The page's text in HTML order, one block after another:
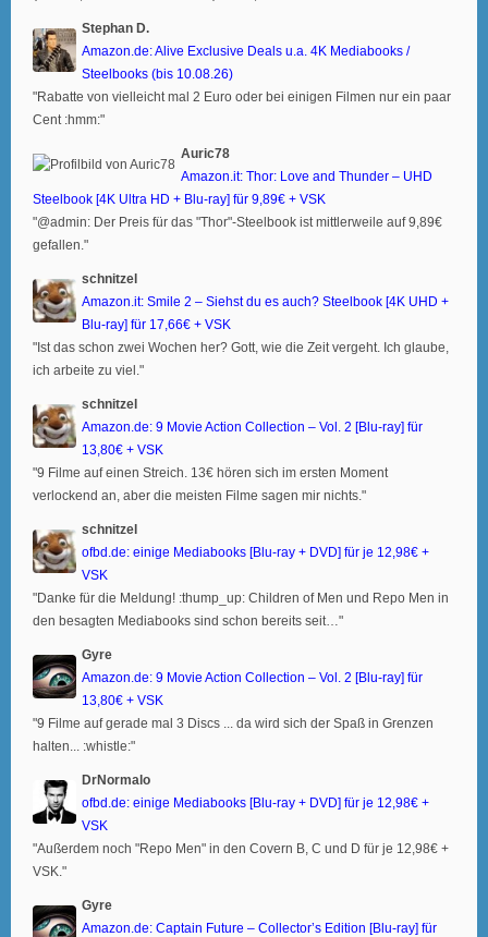
Stephan D.
Amazon.de: Alive Exclusive Deals u.a. 4K Mediabooks /
Steelbooks (bis 10.08.26)
"Rabatte von vielleicht mal 2 Euro oder bei einigen Filmen nur ein paar
Cent :hmm:"
Auric78
Amazon.it: Thor: Love and Thunder – UHD
Steelbook [4K Ultra HD + Blu-ray] für 9,89€ + VSK
"@admin: Der Preis für das "Thor"-Steelbook ist mittlerweile auf 9,89€
gefallen."
schnitzel
Amazon.it: Smile 2 – Siehst du es auch? Steelbook [4K UHD +
Blu-ray] für 17,66€ + VSK
"Ist das schon zwei Wochen her? Gott, wie die Zeit vergeht. Ich glaube,
ich arbeite zu viel."
schnitzel
Amazon.de: 9 Movie Action Collection – Vol. 2 [Blu-ray] für
13,80€ + VSK
"9 Filme auf einen Streich. 13€ hören sich im ersten Moment
verlockend an, aber die meisten Filme sagen mir nichts."
schnitzel
ofbd.de: einige Mediabooks [Blu-ray + DVD] für je 12,98€ +
VSK
"Danke für die Meldung! :thump_up: Children of Men und Repo Men in
den besagten Mediabooks sind schon bereits seit…"
Gyre
Amazon.de: 9 Movie Action Collection – Vol. 2 [Blu-ray] für
13,80€ + VSK
"9 Filme auf gerade mal 3 Discs ... da wird sich der Spaß in Grenzen
halten... :whistle:"
DrNormalo
ofbd.de: einige Mediabooks [Blu-ray + DVD] für je 12,98€ +
VSK
"Außerdem noch "Repo Men" in den Covern B, C und D für je 12,98€ +
VSK."
Gyre
Amazon.de: Captain Future – Collector’s Edition [Blu-ray] für